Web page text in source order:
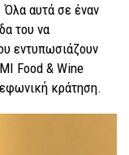
Όλα αυτά σε έναν
του να
εντυπωσιάζουν
Food & Wine
κράτηση.